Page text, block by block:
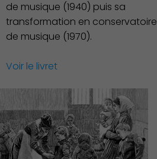
de musique (1940) puis sa
transformation en conservatoire
de musique (1970).
Voir le livret